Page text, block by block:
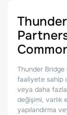
Thunder
faaliyete sahip
veya daha
değişimi, varlık
yapılandırma